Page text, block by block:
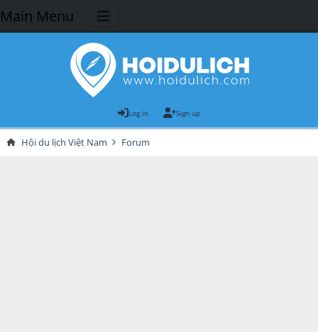
Main Menu
Log in Sign up
Hội du lịch Việt Nam Forum